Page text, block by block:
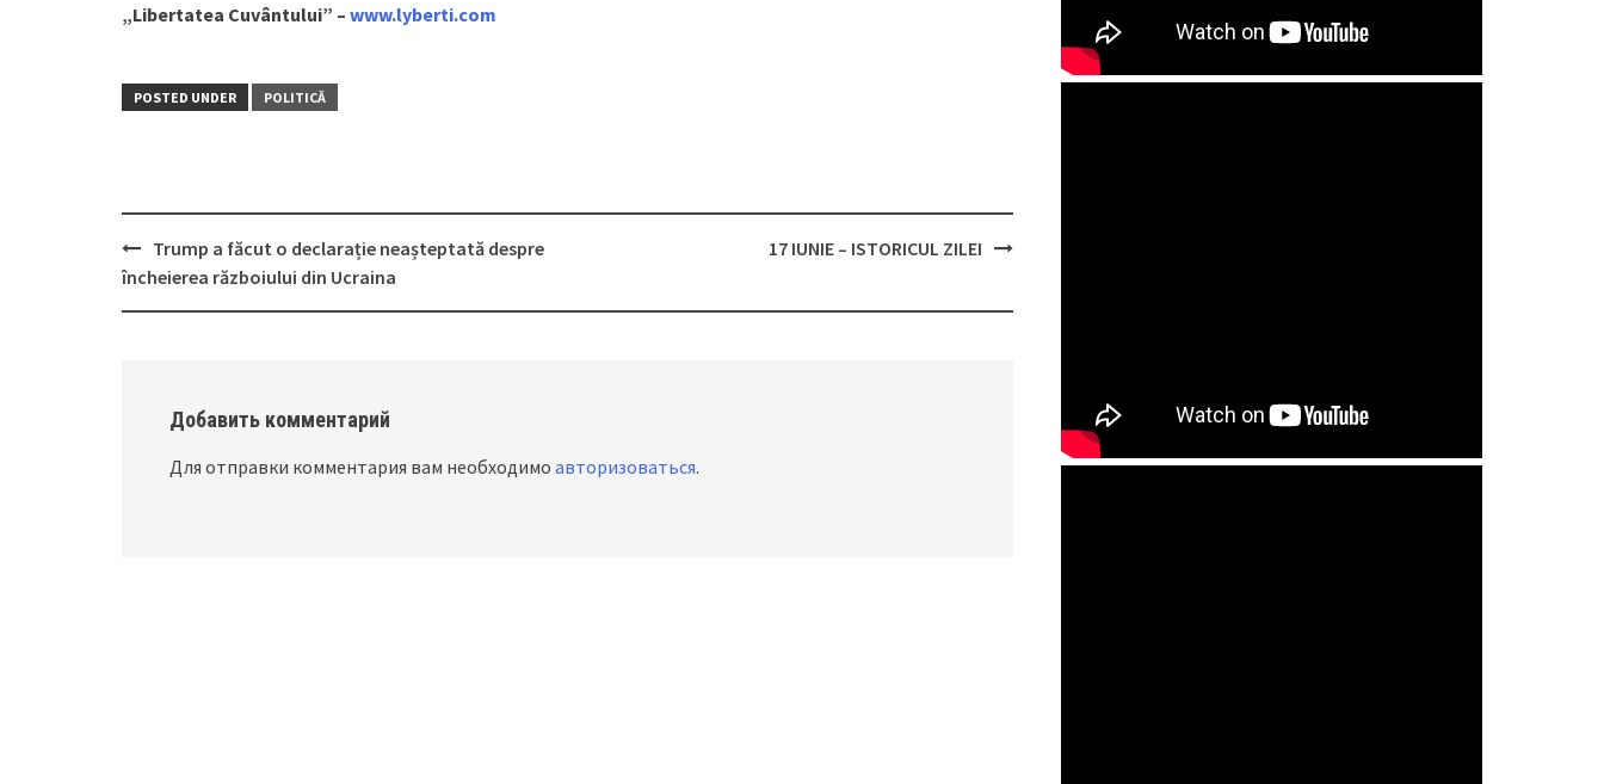
„Libertatea Cuvântului” – www.lyberti.com
POSTED UNDER POLITICĂ
Post
navigation
Trump a făcut o declarație neașteptată despre
încheierea războiului din Ucraina
17 IUNIE – ISTORICUL ZILEI
Добавить комментарий
Для отправки комментария вам необходимо авторизоваться.